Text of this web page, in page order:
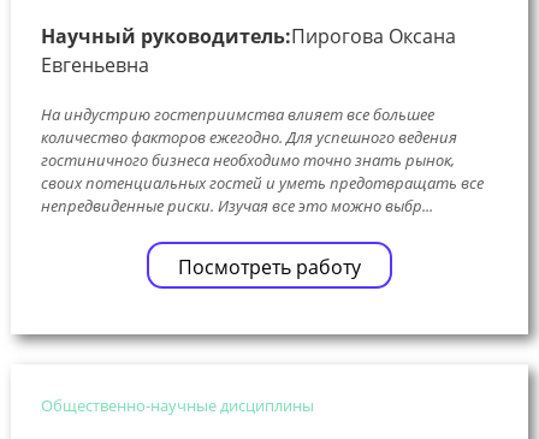
Научный руководитель:Пирогова Оксана
Евгеньевна
На индустрию гостеприимства влияет все большее
количество факторов ежегодно. Для успешного ведения
гостиничного бизнеса необходимо точно знать рынок,
своих потенциальных гостей и уметь предотвращать все
непредвиденные риски. Изучая все это можно выбр...
Посмотреть работу
Общественно-научные дисциплины